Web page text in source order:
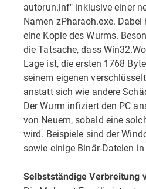
autorun.inf" inklusive einer
Namen zPharaoh.exe.
eine Kopie des Wurms.
die Tatsache, dass
Lage ist, die ersten 1768
seinem eigenen
anstatt sich wie andere
Der Wurm infiziert den PC
von Neuem, sobald eine
wird. Beispiele sind der
sowie einige Binär-Dateien
Selbstständige Verbreitung